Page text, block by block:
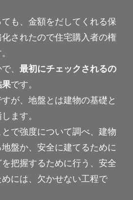
も、金額をだしてくれる保
されたので住宅購入者の権
、 最初にチェックされるの
果です。
が、地盤とは建物の基礎と
ます。
で強度について調べ、建物
盤か、安全に建てるために
把握するために行う、安全
には、欠かせない工程で